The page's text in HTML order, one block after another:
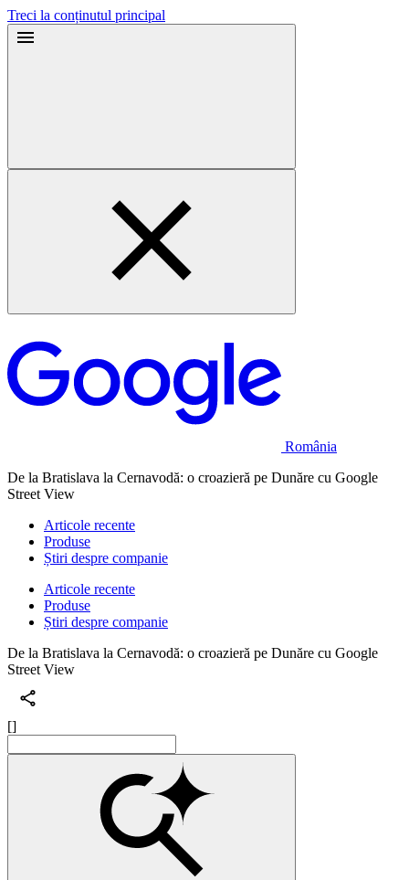
Treci la conținutul principal
România
De la Bratislava la Cernavodă: o croazieră pe Dunăre cu Google
Street View
Articole recente
Produse
Știri despre companie
Articole recente
Produse
Știri despre companie
De la Bratislava la Cernavodă: o croazieră pe Dunăre cu Google
Street View
[]